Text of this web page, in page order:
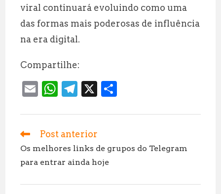
viral continuará evoluindo como uma
das formas mais poderosas de influência
na era digital.
Compartilhe:
E
ai
l
W
at
s
A
p
p
T
e
g
r
a
m
X
a
e
Leia
artigos
Post anterior
Os melhores links de grupos do Telegram
para entrar ainda hoje